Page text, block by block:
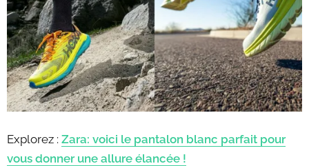
Explorez : Zara: voici le pantalon blanc parfait pour
vous donner une allure élancée !